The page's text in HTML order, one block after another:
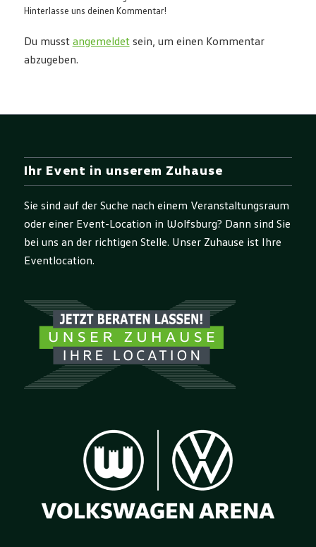
Hinterlasse uns deinen Kommentar!
Du musst angemeldetsein, um einen Kommentar
abzugeben.
Ihr Event in unserem Zuhause
Sie sind auf der Suche nach einem Veranstaltungsraum
oder einer Event-Location in Wolfsburg? Dann sind Sie
bei uns an der richtigen Stelle. Unser Zuhause ist Ihre
Eventlocation.